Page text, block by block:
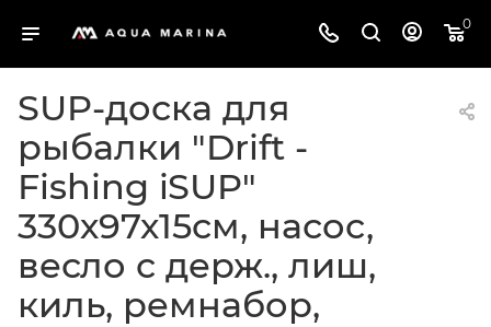
0
SUP-доска для
рыбалки "Drift -
Fishing iSUP"
330х97х15см, насос,
весло с держ., лиш,
киль, ремнабор,